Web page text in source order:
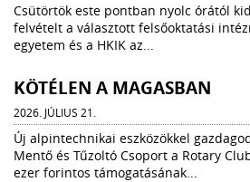
Csütörtök este pontban nyolc órától
felvételt a választott felsőoktatási
egyetem és a HKIK az...
KÖTÉLEN A MAGASBAN
2026. JÚLIUS 21.
Új alpintechnikai eszközökkel
Mentő és Tűzoltó Csoport a Rotary
ezer forintos támogatásának...